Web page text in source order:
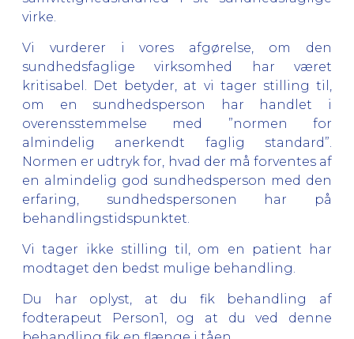
virke.
Vi vurderer i vores afgørelse, om den
sundhedsfaglige virksomhed har været
kritisabel. Det betyder, at vi tager stilling til,
om en sundhedsperson har handlet i
overensstemmelse med ”normen for
almindelig anerkendt faglig standard”.
Normen er udtryk for, hvad der må forventes af
en almindelig god sundhedsperson med den
erfaring, sundhedspersonen har på
behandlingstidspunktet.
Vi tager ikke stilling til, om en patient har
modtaget den bedst mulige behandling.
Du har oplyst, at du fik behandling af
fodterapeut Person1, og at du ved denne